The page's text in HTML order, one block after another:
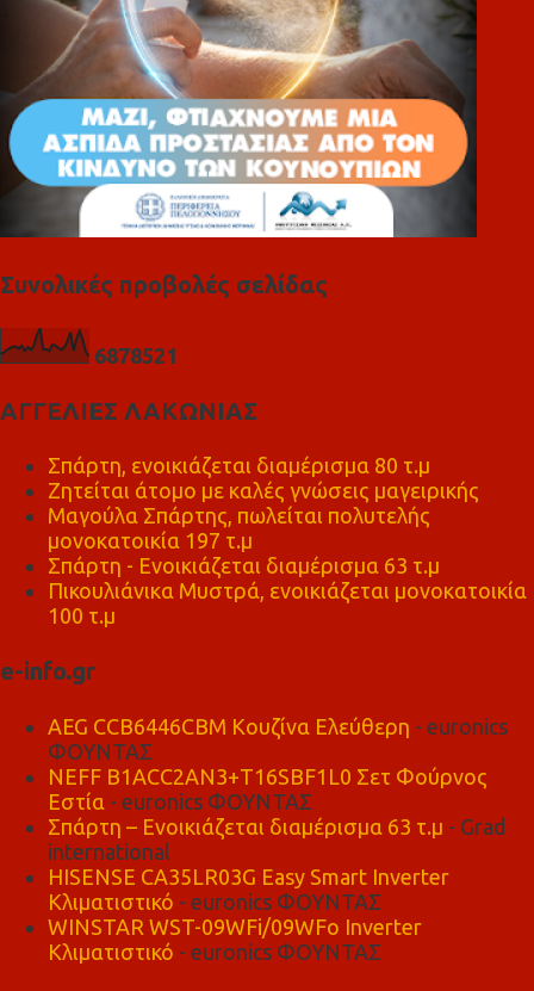
Συνολικές προβολές σελίδας
6878521
ΑΓΓΕΛΙΕΣ ΛΑΚΩΝΙΑΣ
Σπάρτη, ενοικιάζεται διαμέρισμα 80 τ.μ
Ζητείται άτομο με καλές γνώσεις μαγειρικής
Μαγούλα Σπάρτης, πωλείται πολυτελής
μονοκατοικία 197 τ.μ
Σπάρτη - Ενοικιάζεται διαμέρισμα 63 τ.μ
Πικουλιάνικα Μυστρά, ενοικιάζεται μονοκατοικία
100 τ.μ
e-info.gr
AEG CCB6446CBM Κουζίνα Ελεύθερη - euronics
ΦΟΥΝΤΑΣ
NEFF B1ACC2AN3+T16SBF1L0 Σετ Φούρνος
Εστία - euronics ΦΟΥΝΤΑΣ
Σπάρτη – Ενοικιάζεται διαμέρισμα 63 τ.μ - Grad
international
HISENSE CA35LR03G Easy Smart Inverter
Κλιματιστικό - euronics ΦΟΥΝΤΑΣ
WINSTAR WST-09WFi/09WFo Inverter
Κλιματιστικό - euronics ΦΟΥΝΤΑΣ